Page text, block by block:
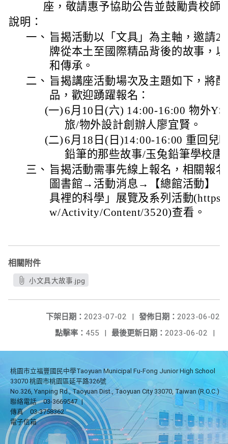
座，敬請惠予協助公告並鼓勵貴校師
說明：
一、 旨揭活動以「文具」為主軸，邀請2
牌從本土至國際精品背後的故事，
和傳承。
二、 旨揭講座活動場次及主題如下，將
品，歡迎踴躍報名：
(一) 6月10日(六) 14:00-16:00 物外
旅/物外設計創辦人廖宜賢。
(二) 6月18日(日)14:00-16:00 重回兒
鉛筆的那些故事/玉兔鉛筆學校唐
三、 旨揭活動需事先線上報名，相關報
圖書館→活動消息→【總館活動】
具裡的科學」展覽及系列活動
w/Activity/Content/3520)查看。
相關附件
小文具大故事.jpg
發佈日期： 2023-06-02
下架日期： 2023-07-02
|
最後更新日期： 2023-06-02 |
點擊率： 455 |
桃園市立福豐國民中學Taoyuan Municipal Fu-Fong Junior High School
33070 桃園市桃園區延平路326號
No.326, Yanping Rd., Taoyuan Dist., Taoyuan City 33070, Taiwan (R.O.C.)
聯絡電話
03-3669547 |
傳真
03-3758362
電子信箱